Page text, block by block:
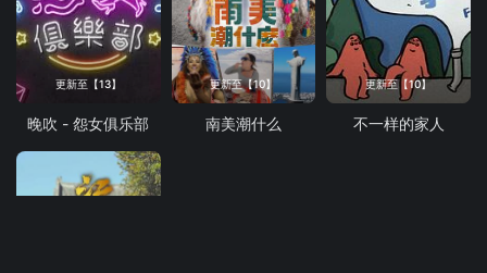
更新至【13】
晚吹 - 怨女俱乐部
更新至【10】
南美潮什么
更新至【10】
不一样的家人